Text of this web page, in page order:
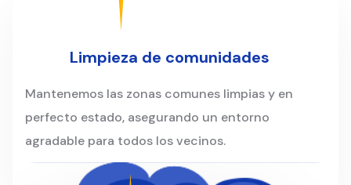
Limpieza de comunidades
Mantenemos las zonas comunes limpias y en
perfecto estado, asegurando un entorno
agradable para todos los vecinos.